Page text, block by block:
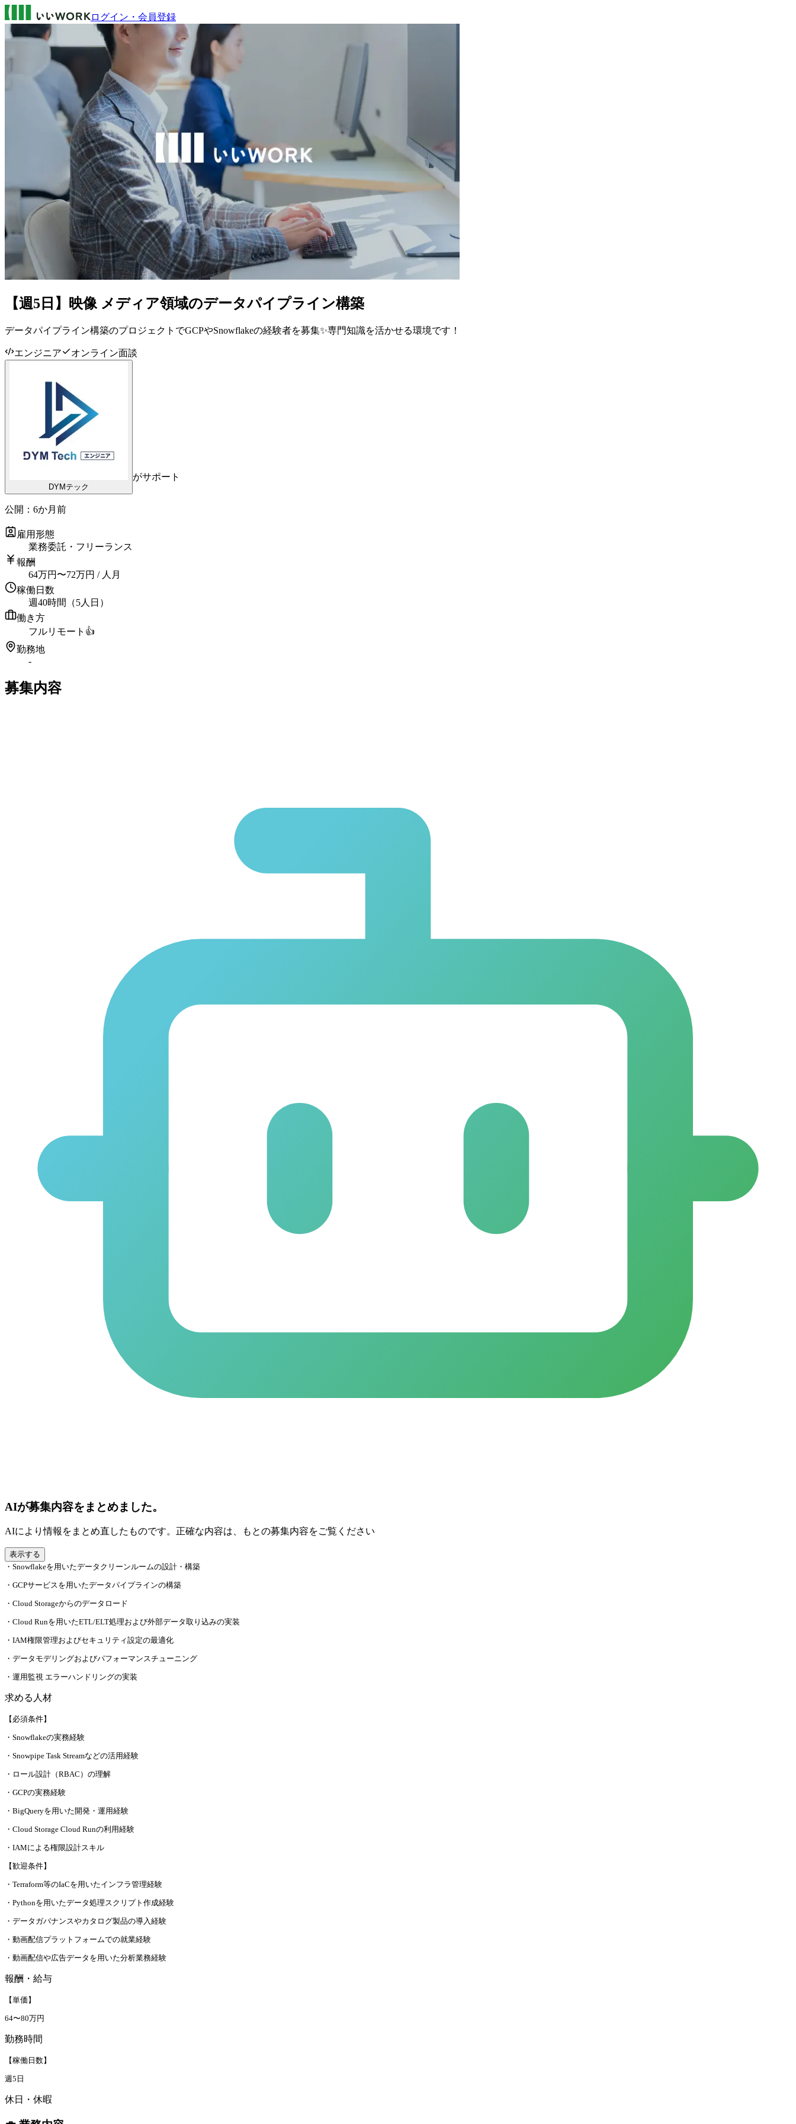
ログイン・会員登録
【週5日】映像 メディア領域のデータパイプライン構築
データパイプライン構築のプロジェクトでGCPやSnowflakeの経験者を募集✨専門知識を活かせる環境です！
エンジニア オンライン面談
DYMテック
がサポート
公開： 6か月前
雇用形態
業務委託・フリーランス
報酬
64万円 〜72万円 / 人月
稼働日数
週40時間（5人日）
働き方
フルリモート 👍
勤務地
-
募集内容
AIが募集内容をまとめました。
AIにより情報をまとめ直したものです。正確な内容は、もとの募集内容をご覧ください
表示する
・Snowflakeを用いたデータクリーンルームの設計・構築
・GCPサービスを用いたデータパイプラインの構築
・Cloud Storageからのデータロード
・Cloud Runを用いたETL/ELT処理および外部データ取り込みの実装
・IAM権限管理およびセキュリティ設定の最適化
・データモデリングおよびパフォーマンスチューニング
・運用監視 エラーハンドリングの実装
求める人材
【必須条件】
・Snowflakeの実務経験
・Snowpipe Task Streamなどの活用経験
・ロール設計（RBAC）の理解
・GCPの実務経験
・BigQueryを用いた開発・運用経験
・Cloud Storage Cloud Runの利用経験
・IAMによる権限設計スキル
【歓迎条件】
・Terraform等のIaCを用いたインフラ管理経験
・Pythonを用いたデータ処理スクリプト作成経験
・データガバナンスやカタログ製品の導入経験
・動画配信プラットフォームでの就業経験
・動画配信や広告データを用いた分析業務経験
報酬・給与
【単価】
64〜80万円
勤務時間
【稼働日数】
週5日
休日・休暇